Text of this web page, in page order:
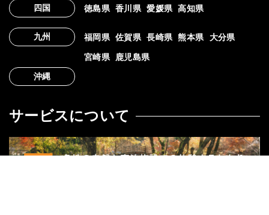
四国 徳島県 香川県 愛媛県 高知県
九州 福岡県 佐賀県 長崎県 熊本県 大分県
宮崎県
鹿児島県
沖縄
サービスについて